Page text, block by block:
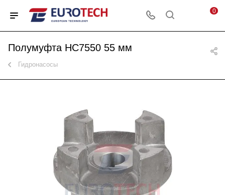
0
Полумуфта HC7550 55 мм
Гидронасосы